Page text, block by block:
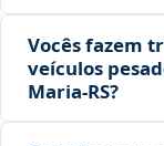
Vocês fazem
veículos
Maria‑RS?